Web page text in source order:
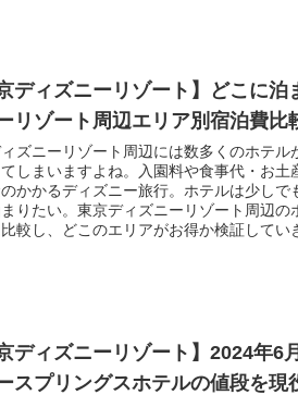
京ディズニーリゾート】どこに泊
リゾート周辺エリア別宿泊費比
ズニーリゾート周辺には数多くのホテル
しまいますよね。入園料や食事代・お土
かかるディズニー旅行。ホテルは少しで
りたい。東京ディズニーリゾート周辺の
較し、どこのエリアがお得か検証してい
京ディズニーリゾート】2024年6
スプリングスホテルの値段を現